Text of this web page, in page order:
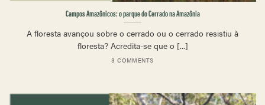
Campos Amazônicos: o parque do Cerrado na Amazônia
A floresta avançou sobre o cerrado ou o cerrado resistiu à
floresta? Acredita-se que o [...]
3 COMMENTS